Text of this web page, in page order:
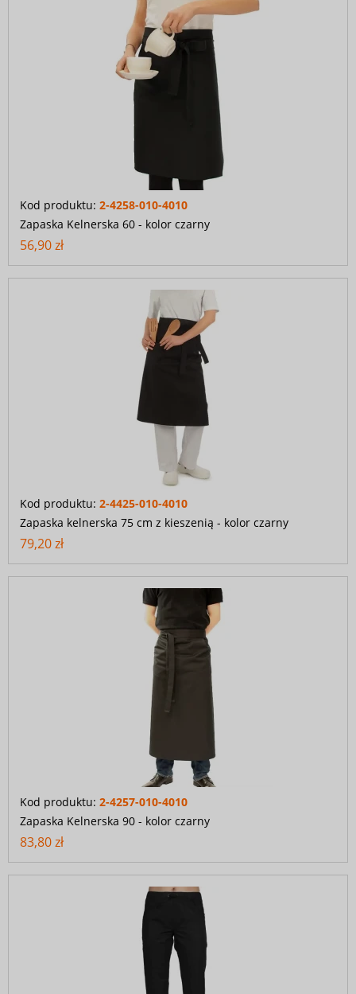
Kod produktu: 2-4258-010-4010
Zapaska Kelnerska 60 - kolor czarny
56,90 zł
Kod produktu: 2-4425-010-4010
Zapaska kelnerska 75 cm z kieszenią - kolor czarny
79,20 zł
Kod produktu: 2-4257-010-4010
Zapaska Kelnerska 90 - kolor czarny
83,80 zł